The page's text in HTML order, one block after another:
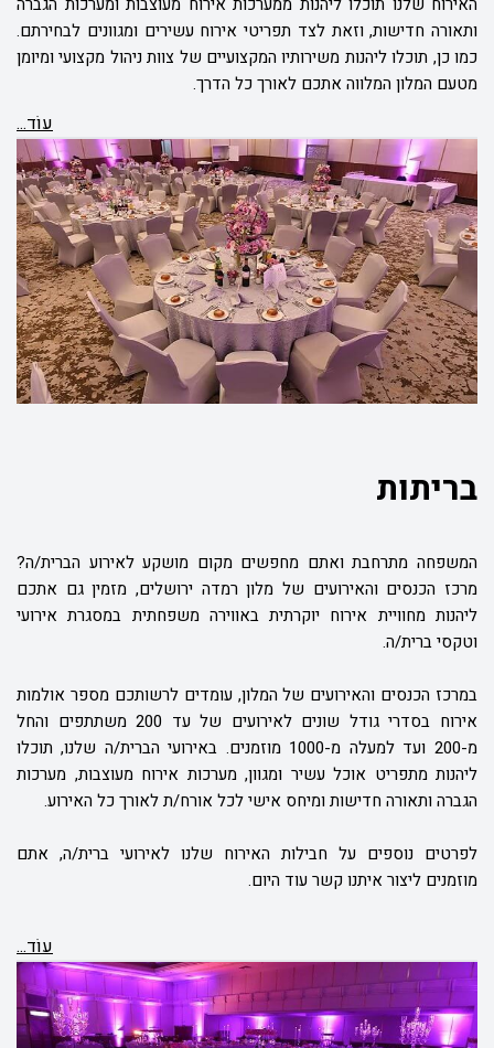
ותאורה חדישות, וזאת לצד תפריטי אירוח עשירים ומגוונים לבחירתם.
כמו כן, תוכלו ליהנות משירותיו המקצועיים של צוות ניהול מקצועי ומיומן
מטעם המלון המלווה אתכם לאורך כל הדרך.
עוֹד...
בריתות
המשפחה מתרחבת ואתם מחפשים מקום מושקע לאירוע הברית/ה?
מרכז הכנסים והאירועים של מלון רמדה ירושלים, מזמין גם אתכם
ליהנות מחוויית אירוח יוקרתית באווירה משפחתית במסגרת אירועי
וטקסי ברית/ה.
במרכז הכנסים והאירועים של המלון, עומדים לרשותכם מספר אולמות
אירוח בסדרי גודל שונים לאירועים של עד 200 משתתפים והחל
מ-200 ועד למעלה מ-1000 מוזמנים. באירועי הברית/ה שלנו, תוכלו
ליהנות מתפריט אוכל עשיר ומגוון, מערכות אירוח מעוצבות, מערכות
הגברה ותאורה חדישות ומיחס אישי לכל אורח/ת לאורך כל האירוע.
לפרטים נוספים על חבילות האירוח שלנו לאירועי ברית/ה, אתם
מוזמנים ליצור איתנו קשר עוד היום.
עוֹד...